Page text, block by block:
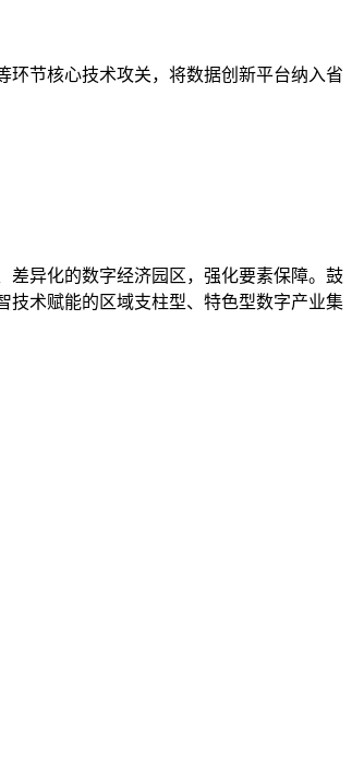
环节核心技术攻关，将数据创新平台纳入省
差异化的数字经济园区，强化要素保障。鼓
技术赋能的区域支柱型、特色型数字产业集